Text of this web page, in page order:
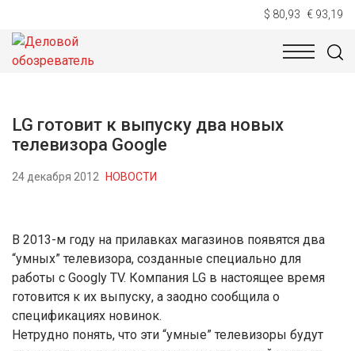
$ 80,93 € 93,19
НОВОСТИ
LG готовит к выпуску два новых
телевизора Google
24 декабря 2012 НОВОСТИ
В 2013-м году на прилавках магазинов появятся два
“умных” телевизора, созданные специально для
работы с Googlу TV. Компания LG в настоящее время
готовится к их выпуску, а заодно сообщила о
спецификациях новинок.
Нетрудно понять, что эти “умные” телевизоры будут